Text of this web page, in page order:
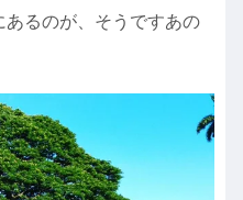
るのが、そうですあの